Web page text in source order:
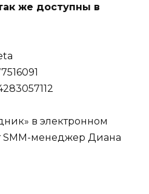
же доступны в
в электронном
SMM-менеджер Диана